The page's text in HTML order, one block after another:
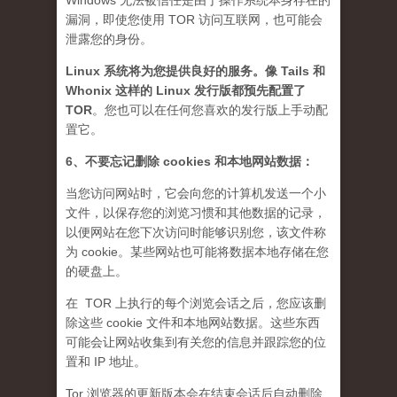
漏洞，即使您使用 TOR 访问互联网，也可能会
泄露您的身份。
Linux 系统将为您提供良好的服务。像 Tails 和
Whonix 这样的 Linux 发行版都预先配置了
TOR。您也可以在任何您喜欢的发行版上手动配
置它。
6、不要忘记删除 cookies 和本地网站数据：
当您访问网站时，它会向您的计算机发送一个小
文件，以保存您的浏览习惯和其他数据的记录，
以便网站在您下次访问时能够识别您，该文件称
为 cookie。某些网站也可能将数据本地存储在您
的硬盘上。
在 TOR 上执行的每个浏览会话之后，您应该删
除这些 cookie 文件和本地网站数据。这些东西
可能会让网站收集到有关您的信息并跟踪您的位
置和 IP 地址。
Tor 浏览器的更新版本会在结束会话后自动删除